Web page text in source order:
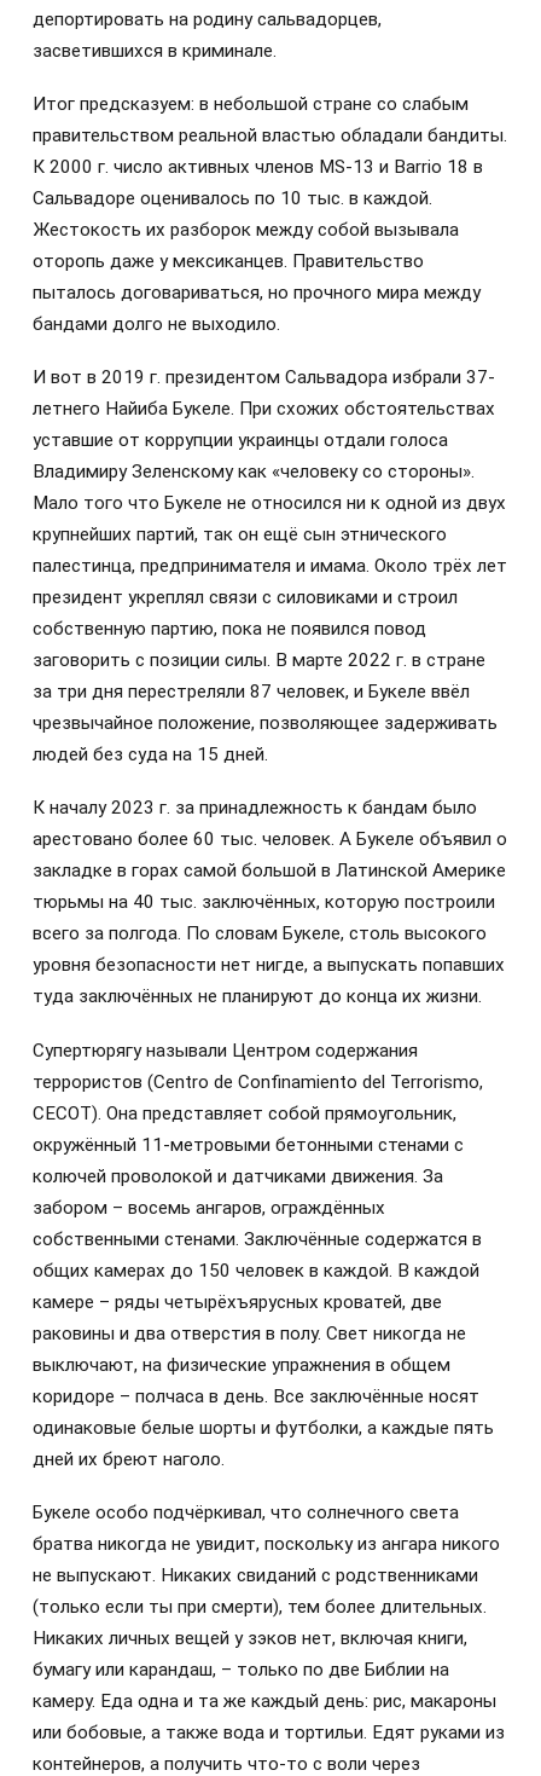
депортировать на родину сальвадорцев,
засветившихся в криминале.
Итог предсказуем: в небольшой стране со слабым
правительством реальной властью обладали бандиты.
К 2000 г. число активных членов MS-13 и Barrio 18 в
Сальвадоре оценивалось по 10 тыс. в каждой.
Жестокость их разборок между собой вызывала
оторопь даже у мексиканцев. Правительство
пыталось договариваться, но прочного мира между
бандами долго не выходило.
И вот в 2019 г. президентом Сальвадора избрали 37-
летнего Найиба Букеле. При схожих обстоятельствах
уставшие от коррупции украинцы отдали голоса
Владимиру Зеленскому как «человеку со стороны».
Мало того что Букеле не относился ни к одной из двух
крупнейших партий, так он ещё сын этнического
палестинца, предпринимателя и имама. Около трёх лет
президент укреплял связи с силовиками и строил
собственную партию, пока не появился повод
заговорить с позиции силы. В марте 2022 г. в стране
за три дня перестреляли 87 человек, и Букеле ввёл
чрезвычайное положение, позволяющее задерживать
людей без суда на 15 дней.
К началу 2023 г. за принадлежность к бандам было
арестовано более 60 тыс. человек. А Букеле объявил о
закладке в горах самой большой в Латинской Америке
тюрьмы на 40 тыс. заключённых, которую построили
всего за полгода. По словам Букеле, столь высокого
уровня безопасности нет нигде, а выпускать попавших
туда заключённых не планируют до конца их жизни.
Супертюрягу называли Центром содержания
террористов (Centro de Confinamiento del Terrorismo,
CECOT). Она представляет собой прямоугольник,
окружённый 11‑метровыми бетонными стенами с
колючей проволокой и датчиками движения. За
забором – восемь ангаров, ограждённых
собственными стенами. Заключённые содержатся в
общих камерах до 150 человек в каждой. В каждой
камере – ряды четырёхъярусных кроватей, две
раковины и два отверстия в полу. Свет никогда не
выключают, на физические упражнения в общем
коридоре – полчаса в день. Все заключённые носят
одинаковые белые шорты и футболки, а каждые пять
дней их бреют наголо.
Букеле особо подчёркивал, что солнечного света
братва никогда не увидит, поскольку из ангара никого
не выпускают. Никаких свиданий с родственниками
(только если ты при смерти), тем более длительных.
Никаких личных вещей у зэков нет, включая книги,
бумагу или карандаш, – только по две Библии на
камеру. Еда одна и та же каждый день: рис, макароны
или бобовые, а также вода и тортильи. Едят руками из
контейнеров, а получить что-то с воли через